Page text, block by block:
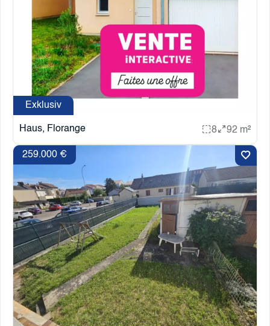
Exklusiv
Haus, Florange 8 92 m²
259.000 €